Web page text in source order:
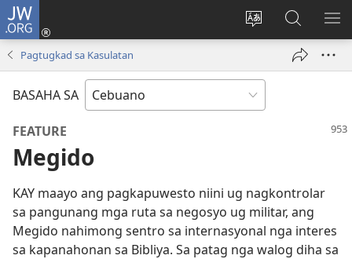
JW.ORG
Ilisi
pinulongan
sa
site
Log
ug
Pangitaa
sa
JW.ORG
Pagtugkad sa Kasulatan
BASAHA SA
FEATURE
Megido
KAY maayo ang pagkapuwesto niini ug nagkontrolar
sa pangunang mga ruta sa negosyo ug militar, ang
Megido nahimong sentro sa internasyonal nga interes
sa kapanahonan sa Bibliya. Sa patag nga walog diha sa